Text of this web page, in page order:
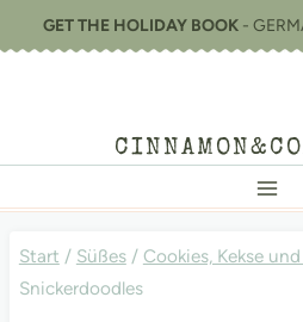
Inhalt
GET THE HOLIDAY BOOK -
Start / Süßes / Cookies, Kekse
Snickerdoodles